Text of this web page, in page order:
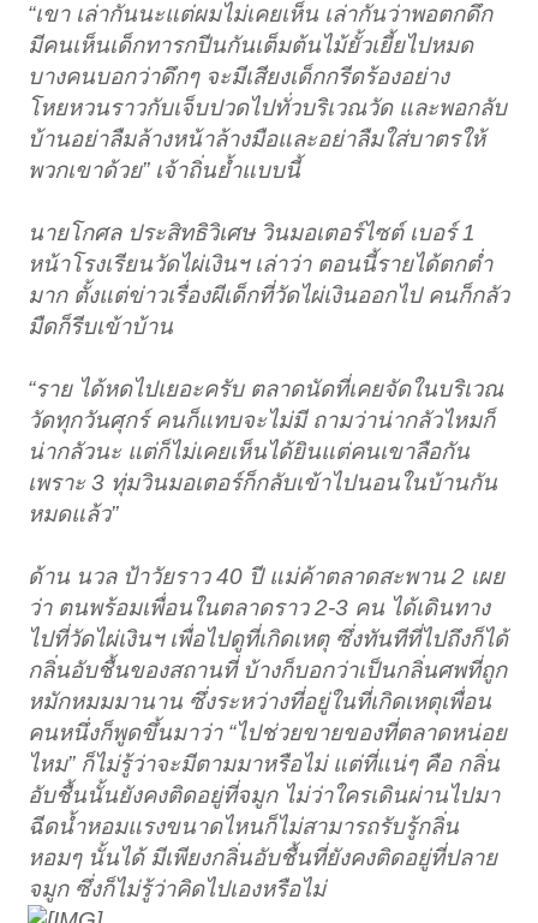
“เขา เล่ากันนะแต่ผมไม่เคยเห็น เล่ากันว่าพอตกดึก
มีคนเห็นเด็กทารกปีนกันเต็มต้นไม้ยั้วเยี้ยไปหมด
บางคนบอกว่าดึกๆ จะมีเสียงเด็กกรีดร้องอย่าง
โหยหวนราวกับเจ็บปวดไปทั่วบริเวณวัด และพอกลับ
บ้านอย่าลืมล้างหน้าล้างมือและอย่าลืมใส่บาตรให้
พวกเขาด้วย” เจ้าถิ่นย้ำแบบนี้
นายโกศล ประสิทธิวิเศษ วินมอเตอร์ไซต์ เบอร์ 1
หน้าโรงเรียนวัดไผ่เงินฯ เล่าว่า ตอนนี้รายได้ตกต่ำ
มาก ตั้งแต่ข่าวเรื่องผีเด็กที่วัดไผ่เงินออกไป คนก็กลัว
มืดก็รีบเข้าบ้าน
“ราย ได้หดไปเยอะครับ ตลาดนัดที่เคยจัดในบริเวณ
วัดทุกวันศุกร์ คนก็แทบจะไม่มี ถามว่าน่ากลัวไหมก็
น่ากลัวนะ แต่ก็ไม่เคยเห็นได้ยินแต่คนเขาลือกัน
เพราะ 3 ทุ่มวินมอเตอร์ก็กลับเข้าไปนอนในบ้านกัน
หมดแล้ว”
ด้าน นวล ป้าวัยราว 40 ปี แม่ค้าตลาดสะพาน 2 เผย
ว่า ตนพร้อมเพื่อนในตลาดราว 2-3 คน ได้เดินทาง
ไปที่วัดไผ่เงินฯ เพื่อไปดูที่เกิดเหตุ ซึ่งทันทีที่ไปถึงก็ได้
กลิ่นอับชื้นของสถานที่ บ้างก็บอกว่าเป็นกลิ่นศพที่ถูก
หมักหมมมานาน ซึ่งระหว่างที่อยู่ในที่เกิดเหตุเพื่อน
คนหนึ่งก็พูดขึ้นมาว่า “ไปช่วยขายของที่ตลาดหน่อย
ไหม” ก็ไม่รู้ว่าจะมีตามมาหรือไม่ แต่ที่แน่ๆ คือ กลิ่น
อับชื้นนั้นยังคงติดอยู่ที่จมูก ไม่ว่าใครเดินผ่านไปมา
ฉีดน้ำหอมแรงขนาดไหนก็ไม่สามารถรับรู้กลิ่น
หอมๆ นั้นได้ มีเพียงกลิ่นอับชื้นที่ยังคงติดอยู่ที่ปลาย
จมูก ซึ่งก็ไม่รู้ว่าคิดไปเองหรือไม่